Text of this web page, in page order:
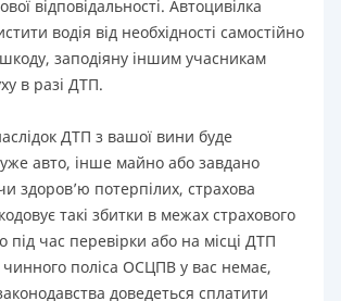
відповідальності. Автоцивілка
водія від необхідності самостійно
заподіяну іншим учасникам
в разі ДТП.
ДТП з вашої вини буде
авто, інше майно або завдано
здоров’ю потерпілих, страхова
такі збитки в межах страхового
під час перевірки або на місці ДТП
поліса ОСЦПВ у вас немає,
доведеться сплатити